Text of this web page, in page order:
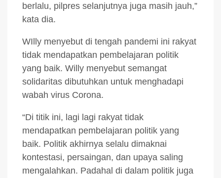
berlalu, pilpres selanjutnya juga masih jauh,”
kata dia.
WIlly menyebut di tengah pandemi ini rakyat
tidak mendapatkan pembelajaran politik
yang baik. Willy menyebut semangat
solidaritas dibutuhkan untuk menghadapi
wabah virus Corona.
“Di titik ini, lagi lagi rakyat tidak
mendapatkan pembelajaran politik yang
baik. Politik akhirnya selalu dimaknai
kontestasi, persaingan, dan upaya saling
mengalahkan. Padahal di dalam politik juga